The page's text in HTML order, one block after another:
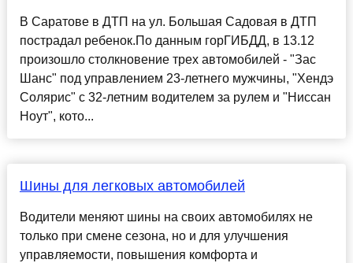
В Саратове в ДТП на ул. Большая Садовая в ДТП
пострадал ребенок.По данным горГИБДД, в 13.12
произошло столкновение трех автомобилей - "Зас
Шанс" под управлением 23-летнего мужчины, "Хендэ
Солярис" с 32-летним водителем за рулем и "Ниссан
Ноут", кото...
Шины для легковых автомобилей
Водители меняют шины на своих автомобилях не
только при смене сезона, но и для улучшения
управляемости, повышения комфорта и